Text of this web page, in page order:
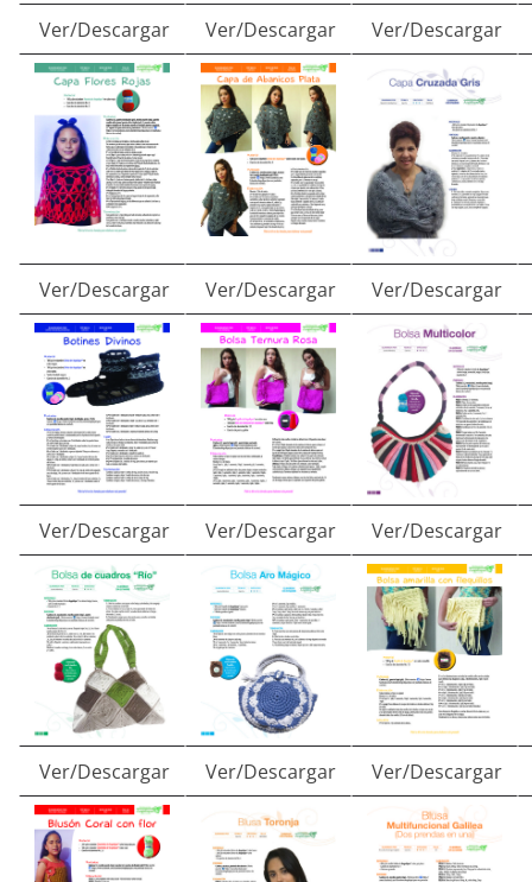
Ver/Descargar Ver/Descargar Ver/Descargar
Ver/Descargar Ver/Descargar Ver/Descargar
Ver/Descargar Ver/Descargar Ver/Descargar
Ver/Descargar Ver/Descargar Ver/Descargar